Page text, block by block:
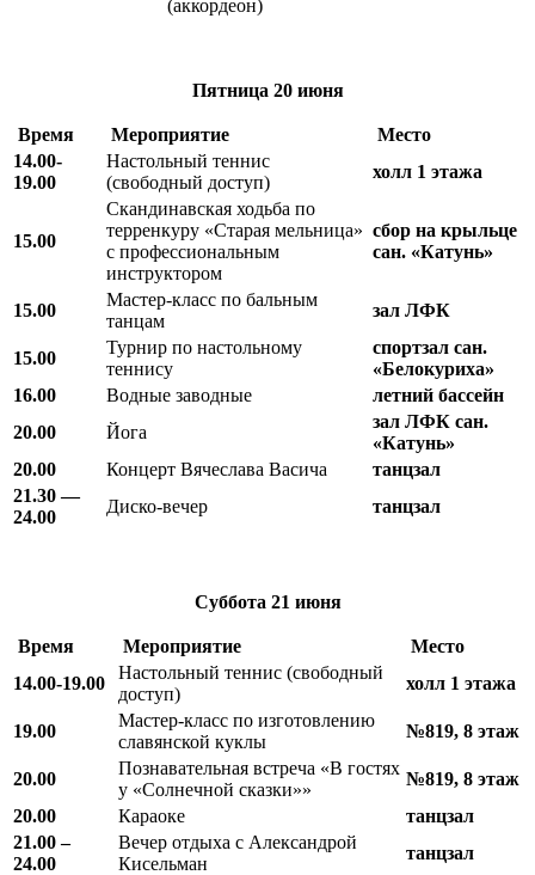
(аккордеон)
Пятница 20 июня
Время Мероприятие Место
14.00-
19.00
Настольный теннис
(свободный доступ)
холл 1 этажа
15.00
Скандинавская ходьба по
терренкуру «Старая мельница»
с профессиональным
инструктором
сбор на крыльце
сан. «Катунь»
15.00
Мастер-класс по бальным
танцам
зал ЛФК
15.00
Турнир по настольному
теннису
спортзал сан.
«Белокуриха»
16.00
Водные заводные
летний бассейн
20.00
Йога
зал ЛФК сан.
«Катунь»
20.00
Концерт Вячеслава Васича
танцзал
21.30 —
24.00
Диско-вечер танцзал
Суббота 21 июня
Время Мероприятие
Место
14.00-19.00
Настольный теннис (свободный
доступ)
холл 1 этажа
19.00
Мастер-класс по изготовлению
славянской куклы
№819, 8 этаж
20.00
Познавательная встреча «В гостях
у «Солнечной сказки»»
№819, 8 этаж
20.00
Караоке
танцзал
21.00 –
24.00
Вечер отдыха с Александрой
Кисельман
танцзал